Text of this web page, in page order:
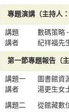
專題演講（主持人
講題
講者
數碼策略
紀祥福先
第一節專題報告（
講題一
講者
圖書館資
湯更生女
講題二
從館藏數